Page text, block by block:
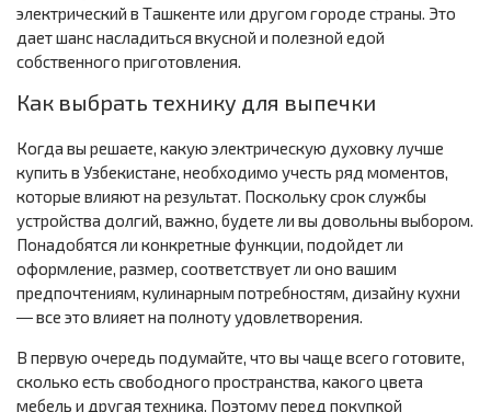
электрический в Ташкенте или другом городе страны. Это
дает шанс насладиться вкусной и полезной едой
собственного приготовления.
Как выбрать технику для выпечки
Когда вы решаете, какую электрическую духовку лучше
купить в Узбекистане, необходимо учесть ряд моментов,
которые влияют на результат. Поскольку срок службы
устройства долгий, важно, будете ли вы довольны выбором.
Понадобятся ли конкретные функции, подойдет ли
оформление, размер, соответствует ли оно вашим
предпочтениям, кулинарным потребностям, дизайну кухни
― все это влияет на полноту удовлетворения.
В первую очередь подумайте, что вы чаще всего готовите,
сколько есть свободного пространства, какого цвета
мебель и другая техника. Поэтому перед покупкой